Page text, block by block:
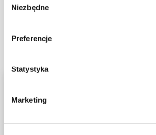
zgody
Niezbędne
Preferencje
Statystyka
Marketing
#DucatiOfficialClubPoland #WOŚP